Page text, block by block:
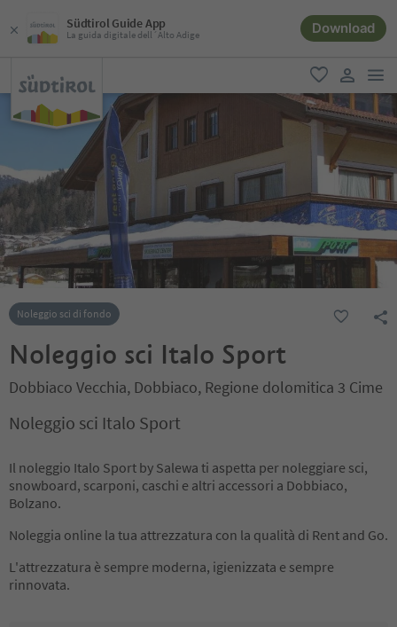
Südtirol Guide App
La guida digitale dell´Alto Adige Download
favoriti
user link
Noleggio sci di fondo
Noleggio sci Italo Sport
Dobbiaco Vecchia, Dobbiaco, Regione dolomitica 3 Cime
Noleggio sci Italo Sport
Il noleggio Italo Sport by Salewa ti aspetta per noleggiare sci,
snowboard, scarponi, caschi e altri accessori a Dobbiaco,
Bolzano.
Noleggia online la tua attrezzatura con la qualità di Rent and Go.
L'attrezzatura è sempre moderna, igienizzata e sempre
rinnovata.